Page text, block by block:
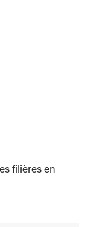
filières en